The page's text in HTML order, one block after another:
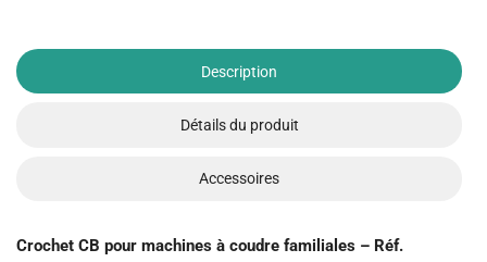
Description
Détails du produit
Accessoires
Crochet CB pour machines à coudre familiales – Réf.